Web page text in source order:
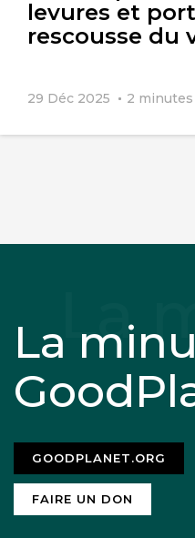
levures et
rescousse du
29 Déc 2025 2 minutes
La
GOODPLANET.ORG
FAIRE UN DON